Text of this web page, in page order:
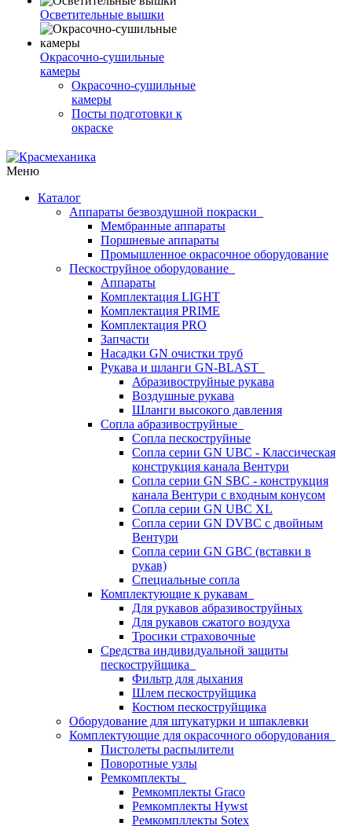
Осветительные вышки
Окрасочно-сушильные
камеры
Окрасочно-сушильные
камеры
Посты подготовки к
окраске
Меню
Каталог
Аппараты безвоздушной покраски
Мембранные аппараты
Поршневые аппараты
Промышленное окрасочное оборудование
Пескоструйное оборудование
Аппараты
Комплектация LIGHT
Комплектация PRIME
Комплектация PRO
Запчасти
Насадки GN очистки труб
Рукава и шланги GN-BLAST
Абразивоструйные рукава
Воздушные рукава
Шланги высокого давления
Сопла абразивоструйные
Сопла пескоструйные
Сопла серии GN UBC - Классическая
конструкция канала Вентури
Сопла серии GN SBC - конструкция
канала Вентури c входным конусом
Сопла серии GN UBC XL
Сопла серии GN DVBC с двойным
Вентури
Сопла серии GN GBC (вставки в
рукав)
Специальные сопла
Комплектующие к рукавам
Для рукавов абразивоструйных
Для рукавов сжатого воздуха
Тросики страховочные
Средства индивидуальной защиты
пескоструйщика
Фильтр для дыхания
Шлем пескоструйщика
Костюм пескоструйщика
Оборудование для штукатурки и шпаклевки
Комплектующие для окрасочного оборудования
Пистолеты распылители
Поворотные узлы
Ремкомплекты
Ремкомплекты Graco
Ремкомплекты Hywst
Ремкомпллекты Sotex